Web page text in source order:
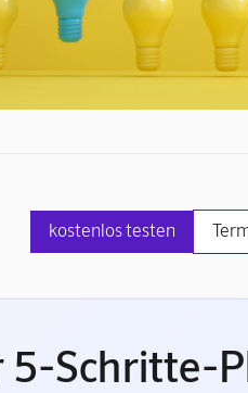
kostenlos testen
5-Schritte-